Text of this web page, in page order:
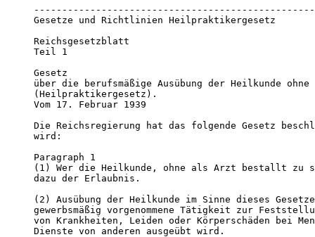
Gesetze und Richtlinien Heilpraktikergesetz
Reichsgesetzblatt
Teil 1
Gesetz
über die berufsmäßige Ausübung der Heilkunde
(Heilpraktikergesetz).
Vom 17. Februar 1939
Die Reichsregierung hat das folgende Gesetz
wird:
Paragraph 1
(1) Wer die Heilkunde, ohne als Arzt bestallt zu
dazu der Erlaubnis.
(2) Ausübung der Heilkunde im Sinne dieses
gewerbsmäßig vorgenommene Tätigkeit zur
von Krankheiten, Leiden oder Körperschäden bei
Dienste von anderen ausgeübt wird.